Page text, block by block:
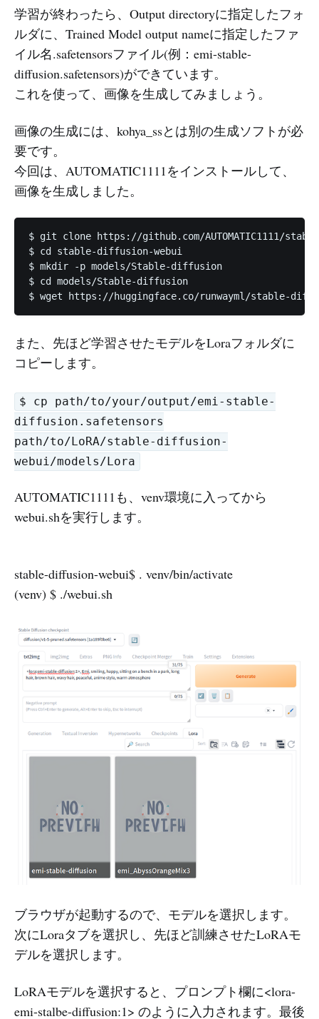
学習が終わったら、Output directoryに指定したフォ
ルダに、Trained Model output nameに指定したファ
イル名.safetensorsファイル(例：emi-stable-
diffusion.safetensors)ができています。
これを使って、画像を生成してみましょう。
画像の生成には、kohya_ssとは別の生成ソフトが必
要です。
今回は、AUTOMATIC1111をインストールして、
画像を生成しました。
$ git clone https://github.com/AUTOMATIC1111/
$ cd stable-diffusion-webui
$ mkdir -p models/Stable-diffusion
$ cd models/Stable-diffusion
また、先ほど学習させたモデルをLoraフォルダに
コピーします。
$ cp path/to/your/output/emi-stable-
diffusion.safetensors
path/to/LoRA/stable-diffusion-
webui/models/Lora
AUTOMATIC1111も、venv環境に入ってから
webui.shを実行します。
stable-diffusion-webui$ . venv/bin/activate
(venv) $ ./webui.sh
ブラウザが起動するので、モデルを選択します。
次にLoraタブを選択し、先ほど訓練させたLoRAモ
デルを選択します。
LoRAモデルを選択すると、プロンプト欄に<lora-
emi-stalbe-diffusion:1> のように入力されます。最後